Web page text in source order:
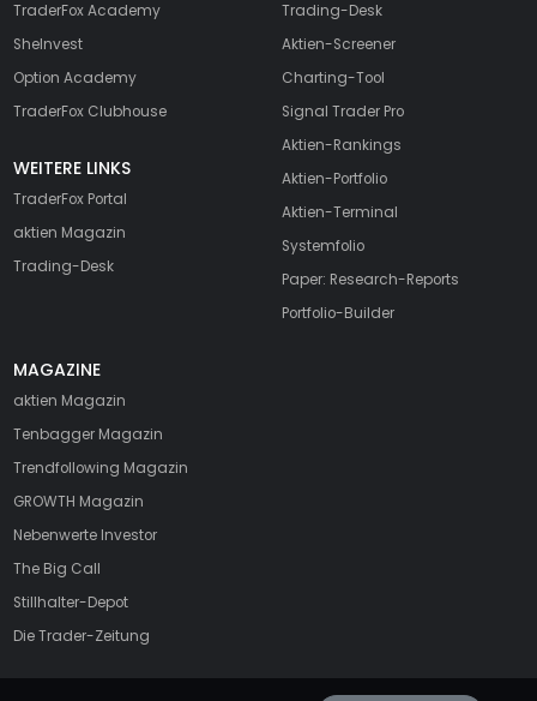
TraderFox Academy
SheInvest
Option Academy
TraderFox Clubhouse
WEITERE LINKS
TraderFox Portal
aktien Magazin
Trading-Desk
Trading-Desk
Aktien-Screener
Charting-Tool
Signal Trader Pro
Aktien-Rankings
Aktien-Portfolio
Aktien-Terminal
Systemfolio
Paper: Research-Reports
Portfolio-Builder
MAGAZINE
aktien Magazin
Tenbagger Magazin
Trendfollowing Magazin
GROWTH Magazin
Nebenwerte Investor
The Big Call
Stillhalter-Depot
Die Trader-Zeitung